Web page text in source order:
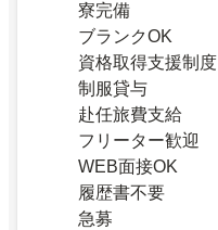
寮完備
ブランクOK
資格取得支援制度
制服貸与
赴任旅費支給
フリーター歓迎
WEB面接OK
履歴書不要
急募